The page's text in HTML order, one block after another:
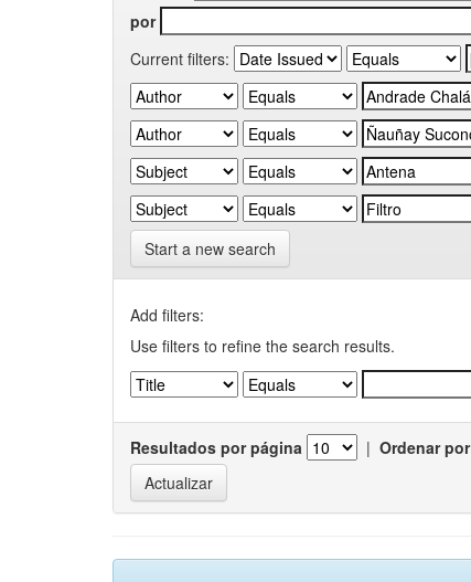
por
Current filters:
Start a new search
Add filters:
Use filters to refine the search results.
Resultados por página | Ordenar por